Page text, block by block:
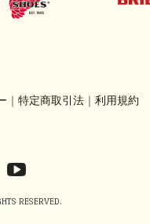
特定商取引法 利用規約
RESERVED.